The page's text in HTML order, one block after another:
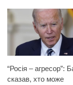
“Росія – агресор”:
сказав, хто може